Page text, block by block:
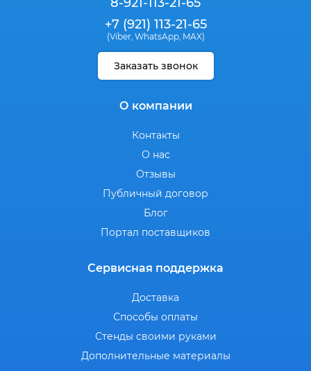
+7 (921) 113-21-65
(Viber, WhatsApp, MAX)
Заказать звонок
О компании
Контакты
О нас
Отзывы
Публичный договор
Блог
Портал поставщиков
Сервисная поддержка
Доставка
Способы оплаты
Стенды своими руками
Дополнительные материалы